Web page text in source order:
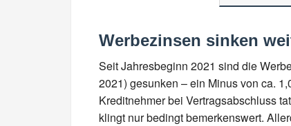
Werbezinsen sinken
Seit Jahresbeginn 2021 sind die
2021) gesunken – ein Minus von ca.
Kreditnehmer bei Vertragsabschluss
klingt nur bedingt bemerkenswert.